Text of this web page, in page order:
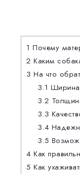
1 Почему
2 Каким
3 На что
3.1
3.2
3.3
3.4
3.5
4 Как
5 Как